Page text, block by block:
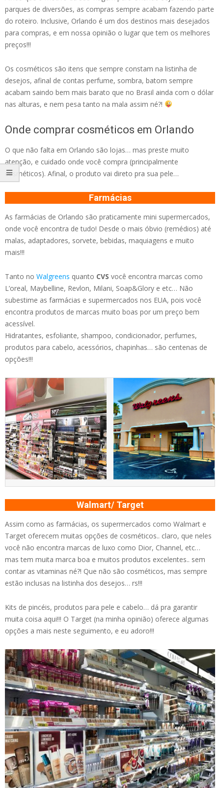
parques de diversões, as compras sempre acabam fazendo parte
do roteiro. Inclusive, Orlando é um dos destinos mais desejados
para compras, e em nossa opinião o lugar que tem os melhores
preços!!!
Os cosméticos são itens que sempre constam na listinha de
desejos, afinal de contas perfume, sombra, batom sempre
acabam saindo bem mais barato que no Brasil ainda com o dólar
nas alturas, e nem pesa tanto na mala assim né?!
Onde comprar cosméticos em Orlando
O que não falta em Orlando são lojas… mas preste muito
atenção, e cuidado onde você compra (principalmente
cosméticos). Afinal, o produto vai direto pra sua pele…
Farmácias
As farmácias de Orlando são praticamente mini supermercados,
onde você encontra de tudo! Desde o mais óbvio (remédios) até
malas, adaptadores, sorvete, bebidas, maquiagens e muito
mais!!!
Tanto no Walgreens quanto CVS você encontra marcas como
L’oreal, Maybelline, Revlon, Milani, Soap&Glory e etc… Não
subestime as farmácias e supermercados nos EUA, pois você
encontra produtos de marcas muito boas por um preço bem
acessível.
Hidratantes, esfoliante, shampoo, condicionador, perfumes,
produtos para cabelo, acessórios, chapinhas… são centenas de
opções!!!
Walmart/ Target
Assim como as farmácias, os supermercados como Walmart e
Target oferecem muitas opções de cosméticos.. claro, que neles
você não encontra marcas de luxo como Dior, Channel, etc…
mas tem muita marca boa e muitos produtos excelentes.. sem
contar as vitaminas né?! Que não são cosméticos, mas sempre
estão inclusas na listinha dos desejos… rs!!!
Kits de pincéis, produtos para pele e cabelo… dá pra garantir
muita coisa aqui!!! O Target (na minha opinião) oferece algumas
opções a mais neste seguimento, e eu adoro!!!